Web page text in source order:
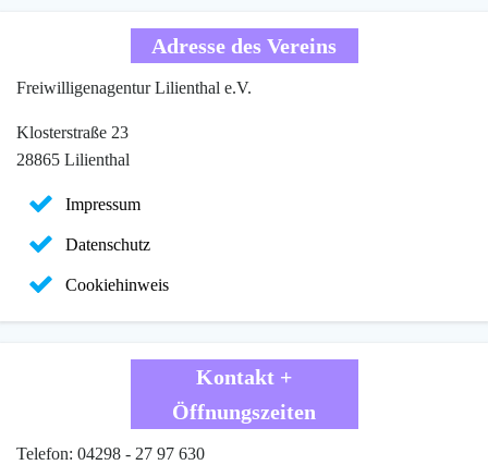
Adresse des Vereins
Freiwilligenagentur Lilienthal e.V.
Klosterstraße 23
28865 Lilienthal
Impressum
Datenschutz
Cookiehinweis
Kontakt +
Öffnungszeiten
Telefon: 04298 - 27 97 630